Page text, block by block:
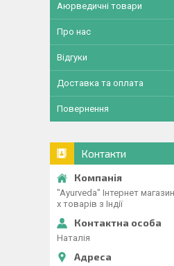
Аюрведичні товари
Про нас
Відгуки
Доставка та оплата
Повернення
Контакти
"Ayurveda" Інтернет
х товарів з Індії
Наталія